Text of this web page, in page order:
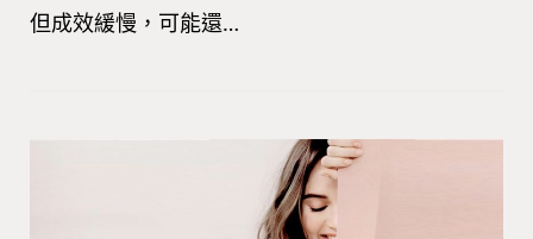
但成效緩慢，可能還…